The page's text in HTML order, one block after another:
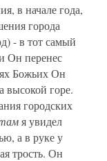
в начале года,
города
- в тот самый
Он перенес
Божьих Он
высокой горе.
городских
я увидел
а в руке у
трость. Он